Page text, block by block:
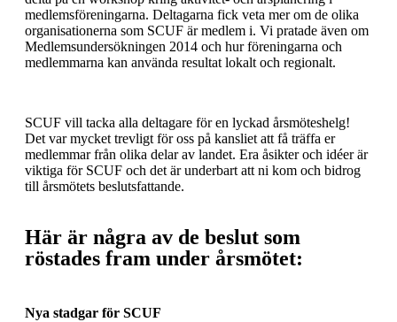
medlemsföreningarna. Deltagarna fick veta mer om de olika
organisationerna som SCUF är medlem i. Vi pratade även om
Medlemsundersökningen 2014 och hur föreningarna och
medlemmarna kan använda resultat lokalt och regionalt.
SCUF vill tacka alla deltagare för en lyckad årsmöteshelg!
Det var mycket trevligt för oss på kansliet att få träffa er
medlemmar från olika delar av landet. Era åsikter och idéer är
viktiga för SCUF och det är underbart att ni kom och bidrog
till årsmötets beslutsfattande.
Här är några av de beslut som
röstades fram under årsmötet:
Nya stadgar för SCUF